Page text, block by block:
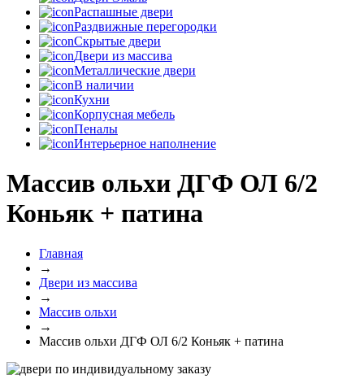
Распашные двери
Раздвижные перегородки
Скрытые двери
Двери из массива
Металлические двери
В наличии
Кухни
Корпусная мебель
Пеналы
Интерьерное наполнение
Массив ольхи ДГФ ОЛ 6/2
Коньяк + патина
Главная
→
Двери из массива
→
Массив ольхи
→
Массив ольхи ДГФ ОЛ 6/2 Коньяк + патина